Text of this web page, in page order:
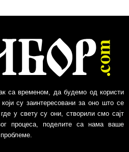
в
са временом, да будемо од користи
су заинтересовани за оно што се
у свету су они, створили смо сајт
процеса, поделите са нама ваше